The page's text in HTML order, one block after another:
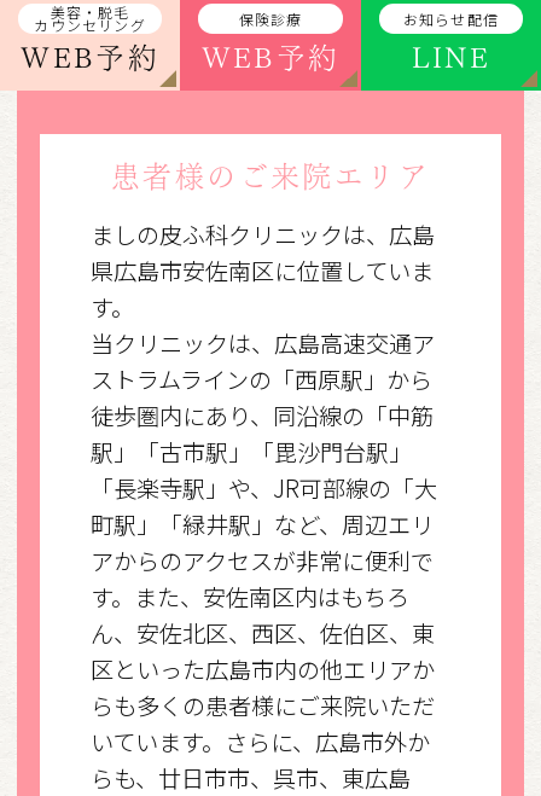
美容・脱毛
カウンセリング
WEB予約
保険診療
WEB予約
お知らせ配信
LINE
患者様のご来院エリア
ましの皮ふ科クリニックは、広島
県広島市安佐南区に位置していま
す。
当クリニックは、広島高速交通ア
ストラムラインの「西原駅」から
徒歩圏内にあり、同沿線の「中筋
駅」「古市駅」「毘沙門台駅」
「長楽寺駅」や、JR可部線の「大
町駅」「緑井駅」など、周辺エリ
アからのアクセスが非常に便利で
す。また、安佐南区内はもちろ
ん、安佐北区、西区、佐伯区、東
区といった広島市内の他エリアか
らも多くの患者様にご来院いただ
いています。さらに、広島市外か
らも、廿日市市、呉市、東広島